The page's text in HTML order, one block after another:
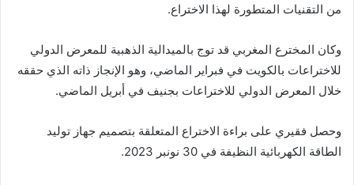
من التقنيات المتطورة لهذا الاختراع.
وكان المخترع المغربي قد توج بالميدالية الذهبية للمعرض الدولي
للاختراعات بالكويت في فبراير الماضي، وهو الإنجاز ذاته الذي حققه
خلال المعرض الدولي للاختراعات بجنيف في أبريل الماضي.
وحصل فقيري على براءة الاختراع المتعلقة بتصميم جهاز توليد
الطاقة الكهربائية النظيفة في 30 نونبر 2023.